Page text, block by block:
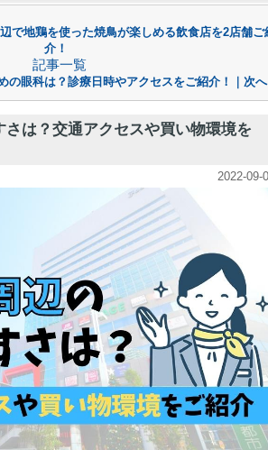
で地鶏を使った焼鳥が楽しめる飲食店を2店舗ご
介！
記事一覧
の眼科は？診療日時やアクセスをご紹介！｜次
は？交通アクセスや買い物環境を
2022-09-